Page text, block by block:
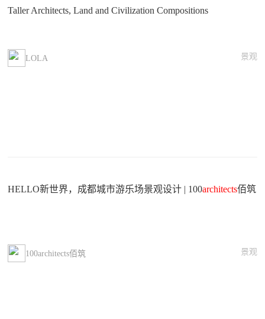
Taller Architects, Land and Civilization Compositions
LOLA 景观
HELLO新世界，成都城市游乐场景观设计 | 100architects佰筑
100architects佰筑 景观